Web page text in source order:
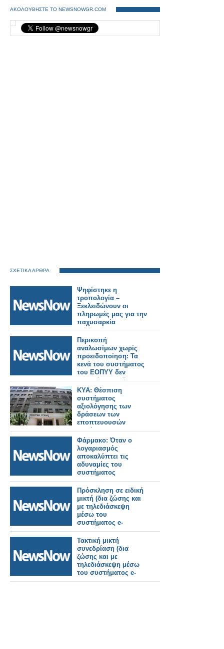
ΑΚΟΛΟΥΘΗΣΤΕ ΤΟ NEWSNOWGR.COM
ΣΧΕΤΙΚΑ ΑΡΘΡΑ
Ψηφίστηκε η
τροπολογία –
Ξεκλειδώνουν οι
πληρωμές μας για την
παχυσαρκία
Περικοπή
αναλωσίμων χωρίς
προειδοποίηση: Τα
κενά του συστήματος
του ΕΟΠΥΥ δεν
μπορεί να χρεώνονται
στους
φαρμακοποιούς
ΚΥΑ: Θέσπιση
συστήματος
αξιολόγησης των
δράσεων των
εποπτευουσών
αρχών του
Υπουργείου Υγείας
Φάρμακο: Όταν ο
λογαριασμός
αποκαλύπτει τις
αδυναμίες του
συστήματος
Πρόσκληση σε ειδική
μικτή (δια ζώσης και
με τηλεδιάσκεψη
μέσω του
συστήματος e-
presence.gov.gr)
συνεδρίασης του
Δημοτικού
Συμβουλίου.
Τακτική μικτή
συνεδρίαση (δια
ζώσης και με
τηλεδιάσκεψη μέσω
του συστήματος e-
presence.gov.gr)